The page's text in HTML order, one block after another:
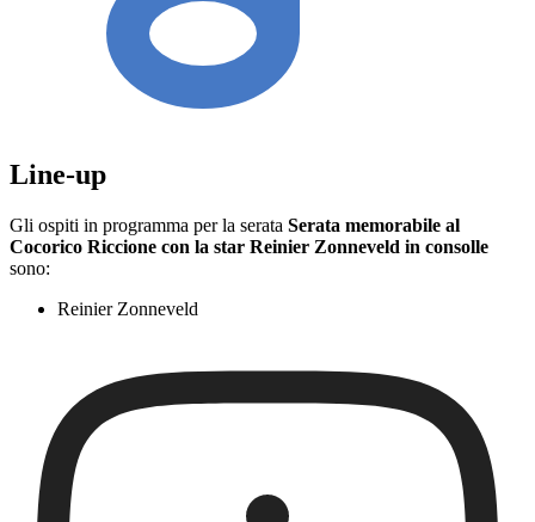
Line-up
Gli ospiti in programma per la serata Serata memorabile al
Cocorico Riccione con la star Reinier Zonneveld in consolle
sono:
Reinier Zonneveld